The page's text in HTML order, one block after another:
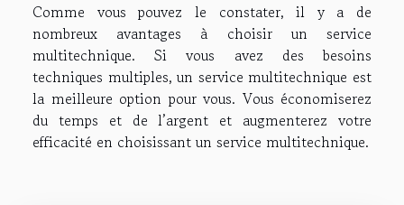
Comme vous pouvez le constater, il y a de
nombreux avantages à choisir un service
multitechnique. Si vous avez des besoins
techniques multiples, un service multitechnique est
la meilleure option pour vous. Vous économiserez
du temps et de l’argent et augmenterez votre
efficacité en choisissant un service multitechnique.